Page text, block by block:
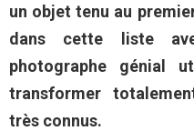
un objet tenu au
dans cette liste
photographe génial
transformer
très connus.